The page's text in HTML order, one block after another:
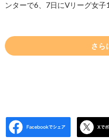
ンターで6、7日にVリーグ女
さら